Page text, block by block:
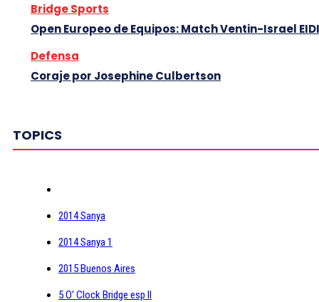
Bridge Sports
Open Europeo de Equipos: Match Ventin-Israel EIDI
Defensa
Coraje por Josephine Culbertson
TOPICS
2014 Sanya
2014 Sanya 1
2015 Buenos Aires
5 O' Clock Bridge esp II